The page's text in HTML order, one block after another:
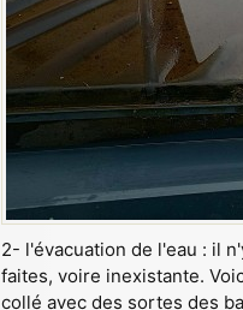
2- l'évacuation de l'eau : il
faites, voire inexistante.
collé avec des sortes des